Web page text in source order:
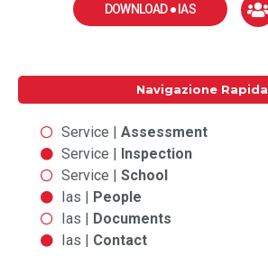
DOWNLOAD ● IAS
Navigazione Rapida
Service | Assessment
Service | Inspection
Service | School
Ias | People
Ias | Documents
Ias | Contact